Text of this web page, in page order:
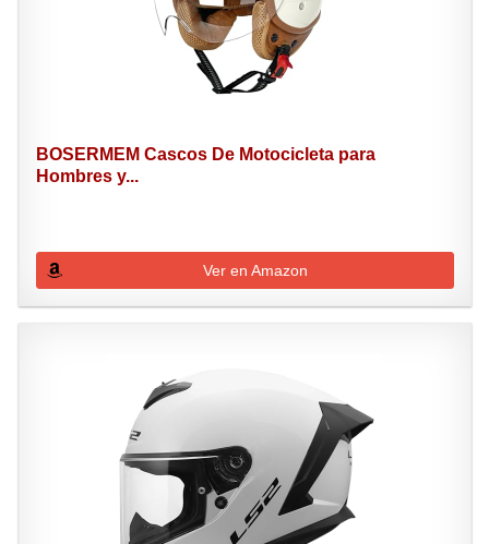
BOSERMEM Cascos De Motocicleta para
Hombres y...
Ver en Amazon